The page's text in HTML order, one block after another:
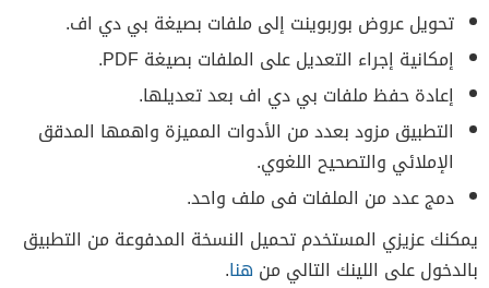
تحويل عروض بوربوينت إلى ملفات بصيغة بي دي اف.
إمكانية إجراء التعديل على الملفات بصيغة PDF.
إعادة حفظ ملفات بي دي اف بعد تعديلها.
التطبيق مزود بعدد من الأدوات المميزة واهمها المدقق
الإملائي والتصحيح اللغوي.
دمج عدد من الملفات فى ملف واحد.
يمكنك عزيزي المستخدم تحميل النسخة المدفوعة من التطبيق
بالدخول على اللينك التالي من هنا.